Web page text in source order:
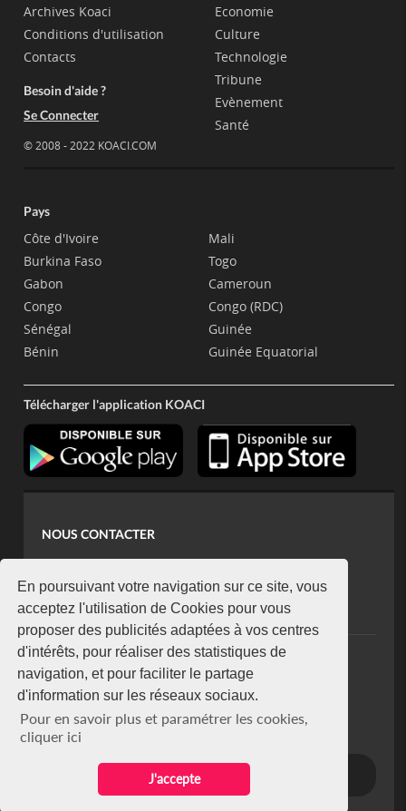
En poursuivant votre navigation sur ce site, vous
acceptez l'utilisation de Cookies pour vous
proposer des publicités adaptées à vos centres
d'intérêts, pour réaliser des statistiques de
navigation, et pour faciliter le partage
d'information sur les réseaux sociaux.
Pour en savoir plus et paramétrer les cookies,
cliquer ici
J'accepte
Archives Koaci
Conditions d'utilisation
Contacts
Besoin d'aide ?
Se Connecter
© 2008 - 2022 KOACI.COM
Economie
Culture
Technologie
Tribune
Evènement
Santé
Pays
Côte d'Ivoire
Burkina Faso
Gabon
Congo
Sénégal
Bénin
Mali
Togo
Cameroun
Congo (RDC)
Guinée
Guinée Equatorial
Télécharger l'application KOACI
NOUS CONTACTER
koaci@yahoo.fr
+225 07 08 85 52 93
NEWSLETTER
Restez connecté via notre newsletter
S'abonner
Se désabonner